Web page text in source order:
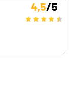
4,5/5